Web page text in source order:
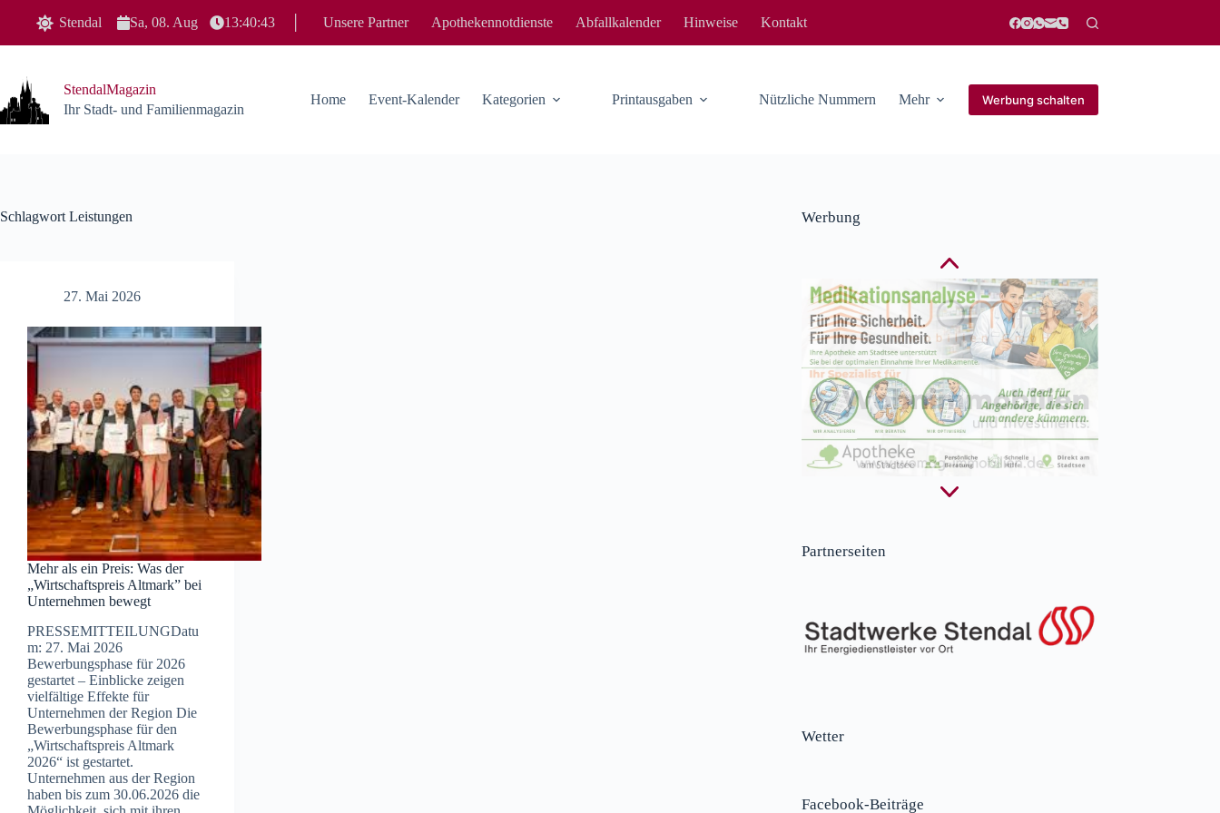
Stendal Sa, 08. Aug 13:40:43 Unsere Partner Apothekennotdienste Abfallkalender Hinweise Kontakt
StendalMagazin
Ihr Stadt- und Familienmagazin
Home Event-Kalender Kategorien Printausgaben Nützliche Nummern Mehr Werbung schalten
Schlagwort Leistungen
27. Mai 2026
Mehr als ein Preis: Was der
„Wirtschaftspreis Altmark” bei
Unternehmen bewegt
PRESSEMITTEILUNGDatu
m: 27. Mai 2026
Bewerbungsphase für 2026
gestartet – Einblicke zeigen
vielfältige Effekte für
Unternehmen der Region Die
Bewerbungsphase für den
„Wirtschaftspreis Altmark
2026“ ist gestartet.
Unternehmen aus der Region
haben bis zum 30.06.2026 die
Werbung
Partnerseiten
Wetter
Facebook-Beiträge